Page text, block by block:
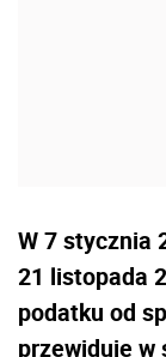
W 7 stycznia
21 listopada
podatku od
przewiduje w